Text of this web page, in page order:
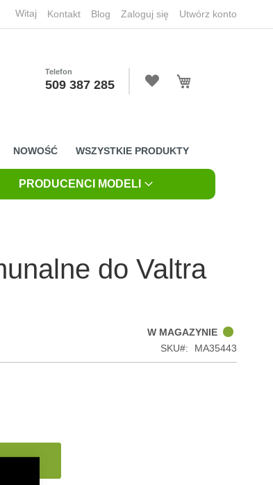
Witaj Kontakt Blog Zaloguj się Utwórz konto
Telefon
509 387 285
NOWOŚĆ WSZYSTKIE PRODUKTY
PRODUCENCI MODELI
do Valtra
W MAGAZYNIE
SKU
MA35443